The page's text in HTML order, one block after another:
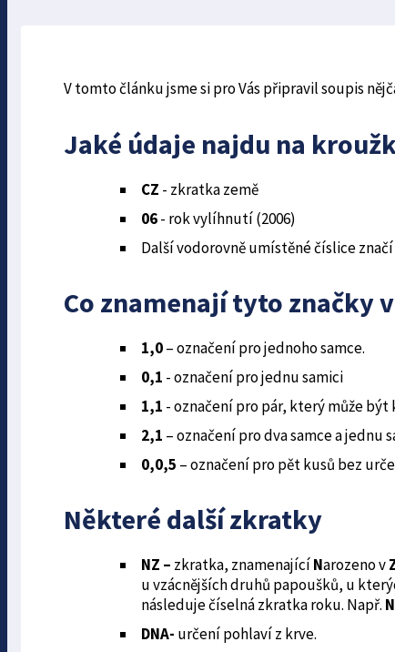
V tomto článku jsme si pro Vás připravil soupis
Jaké údaje najdu na
CZ - zkratka země
06- rok vylíhnutí (2006)
Další vodorovně umístěné číslice
Co znamenají tyto značky
1,0– označení pro jednoho samce.
0,1 - označení pro jednu samici
1,1 - označení pro pár, který může
2,1 – označení pro dva samce a jednu
0,0,5 – označení pro pět kusů bez
Některé další zkratky
NZ – zkratka, znamenajícíNarozeno v
u vzácnějších druhů papoušků, u
následuje číselná zkratka roku. Např.
DNA- určení pohlaví z krve.